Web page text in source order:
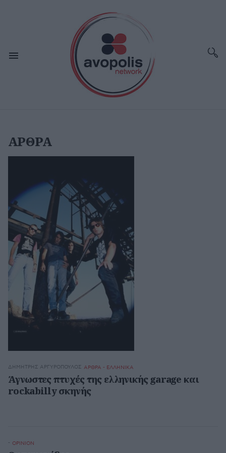
ΑΡΘΡΑ
ΔΗΜΉΤΡΗΣ ΑΡΓΥΡΌΠΟΥΛΟΣ ΑΡΘΡΑ - ΕΛΛΗΝΙΚΑ
Άγνωστες πτυχές της ελληνικής garage και
rockabilly σκηνής
- OPINION